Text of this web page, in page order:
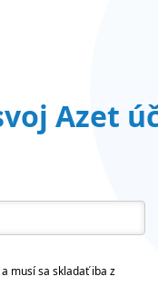
Azet
musí sa skladať iba z